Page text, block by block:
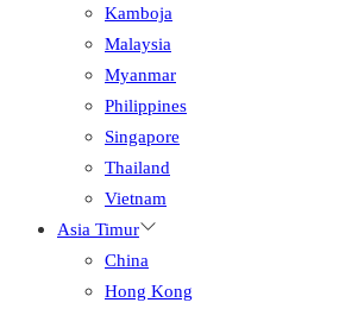
Kamboja
Malaysia
Myanmar
Philippines
Singapore
Thailand
Vietnam
Asia Timur
China
Hong Kong